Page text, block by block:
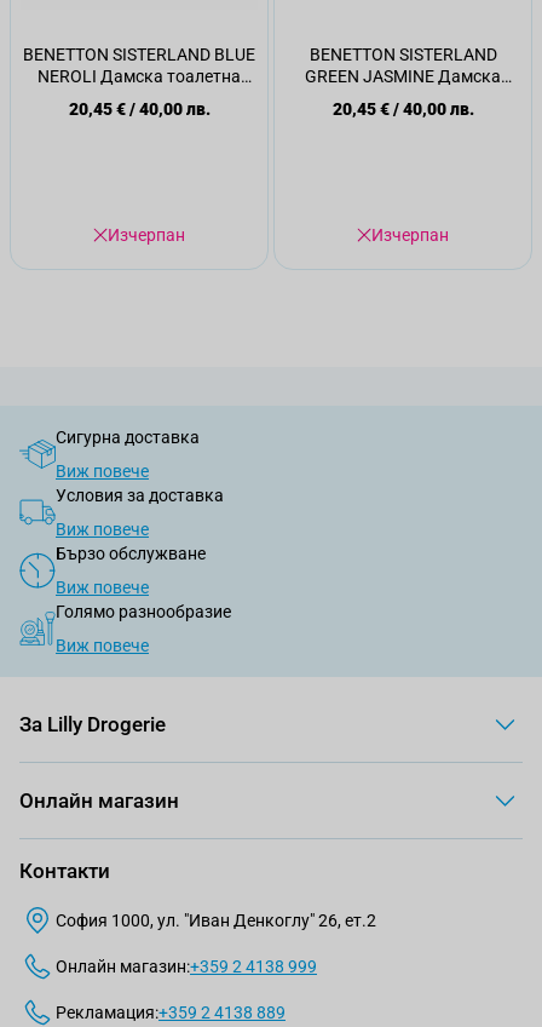
BENETTON SISTERLAND BLUE
NEROLI Дамска тоалетна
вода, 80 мл.
20,45 €/40,00 лв.
Изчерпан
BENETTON SISTERLAND
GREEN JASMINE Дамска
тоалетна вода, 80 мл.
20,45 €/40,00 лв.
Изчерпан
Сигурна доставка
Виж повече
Условия за доставка
Виж повече
Бързо обслужване
Виж повече
Голямо разнообразие
Виж повече
За Lilly Drogerie
Онлайн магазин
Контакти
София 1000, ул. "Иван Денкоглу" 26, ет.2
Онлайн магазин:+359 2 4138 999
Рекламация:+359 2 4138 889